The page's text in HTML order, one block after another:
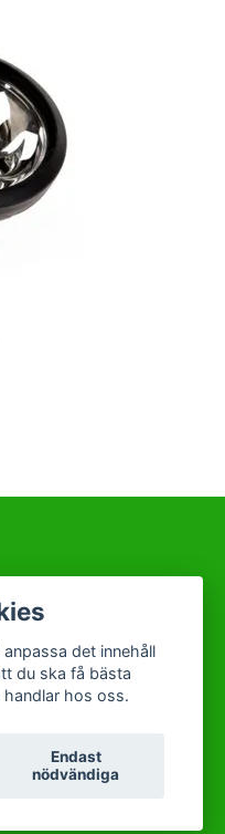
det innehåll
du ska få bästa
handlar hos oss.
Endast
nödvändiga